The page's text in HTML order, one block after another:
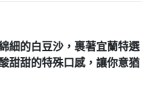
細的白豆沙，裹著宜蘭特選
甜甜的特殊口感， 讓你意猶